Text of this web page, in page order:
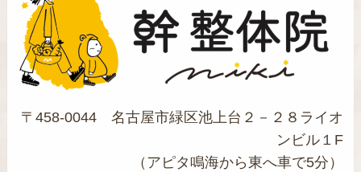
〒458-0044 名古屋市緑区池上台２－２８ライオ
ンビル１F
（アピタ鳴海から東へ車で5分）